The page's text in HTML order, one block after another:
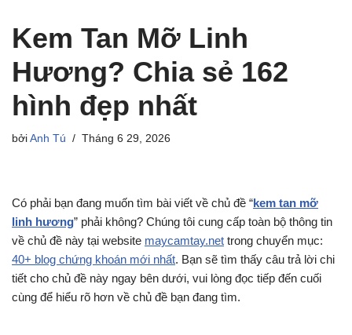
Kem Tan Mỡ Linh
Hương? Chia sẻ 162
hình đẹp nhất
bởi Anh Tú Tháng 6 29, 2026
Có phải bạn đang muốn tìm bài viết về chủ đề “kem tan mỡ
linh hương” phải không? Chúng tôi cung cấp toàn bộ thông tin
về chủ đề này tại website maycamtay.net trong chuyển mục:
40+ blog chứng khoán mới nhất. Bạn sẽ tìm thấy câu trả lời chi
tiết cho chủ đề này ngay bên dưới, vui lòng đọc tiếp đến cuối
cùng để hiểu rõ hơn về chủ đề bạn đang tìm.